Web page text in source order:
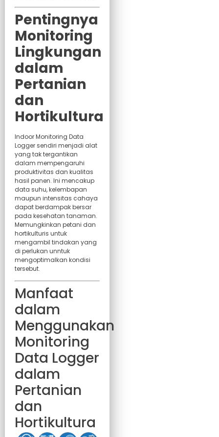
Pentingnya
Monitoring
Lingkungan
dalam
Pertanian
dan
Hortikultura
Indoor Monitoring Data
Logger sendiri menjadi alat
yang tak tergantikan
dalam mempengaruhi
produktivitas dan kualitas
hasil panen. Ini mencakup
data suhu, kelembapan
maupun intensitas cahaya
dapat berdampak bersar
pada kesehatan tanaman.
Memungkinkan petani dan
hortikulturis untuk
mengambil tindakan yang
di perlukan unntuk
mengoptimalkan kondisi
tersebut.
Manfaat
dalam
Menggunakan
Monitoring
Data Logger
dalam
Pertanian
dan
Hortikultura